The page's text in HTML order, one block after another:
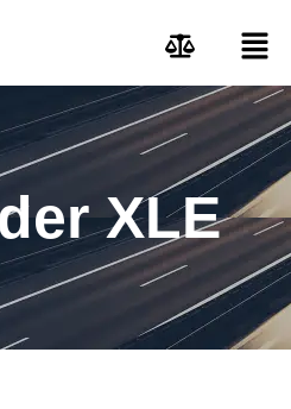
XLE